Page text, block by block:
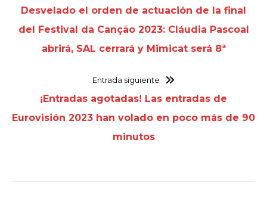
Desvelado el orden de actuación de la final
del Festival da Canção 2023: Cláudia Pascoal
abrirá, SAL cerrará y Mimicat será 8ª
Entrada siguiente
¡Entradas agotadas! Las entradas de
Eurovisión 2023 han volado en poco más de 90
minutos